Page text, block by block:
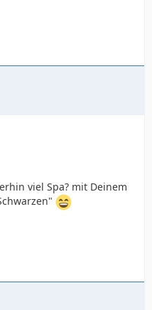
viel Spa? mit Deinem